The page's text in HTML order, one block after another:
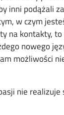
inni podążali
w czym
na kontakty,
nowego
możliwości
nie